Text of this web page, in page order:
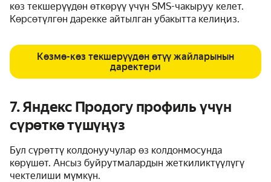
көз текшерүүдөн өткөрүү үчүн SMS-чакыруу келет.
Көрсөтүлгөн дарекке айтылган убакытта келиңиз.
Көзмө-көз текшерүүдөн өтүү жайларынын
даректери
7. Яндекс Продогу профиль үчүн
сүрөткө түшүңүз
Бул сүрөттү колдонуучулар өз колдонмосунда
көрүшөт. Ансыз буйрутмалардын жеткиликтүүлүгү
чектелиши мүмкүн.